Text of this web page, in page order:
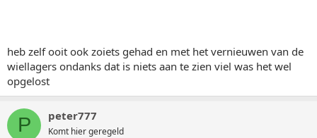
heb zelf ooit ook zoiets gehad en met het vernieuwen van de
wiellagers ondanks dat is niets aan te zien viel was het wel
opgelost
P peter777
Komt hier geregeld